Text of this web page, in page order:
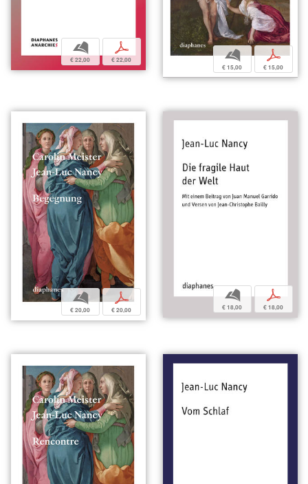
b
€ 22,00
p
€ 22,00 b
€ 15,00
p
€ 15,00
b
€ 20,00
p
€ 20,00
b
€ 18,00
p
€ 18,00